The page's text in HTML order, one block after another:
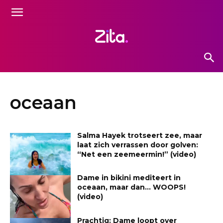
oceaan
Salma Hayek trotseert zee, maar
laat zich verrassen door golven:
“Net een zeemeermin!” (video)
Dame in bikini mediteert in
oceaan, maar dan… WOOPS!
(video)
Prachtig: Dame loopt over